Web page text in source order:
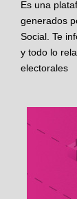
Es una
generados
Social. Te
y todo lo
electorales